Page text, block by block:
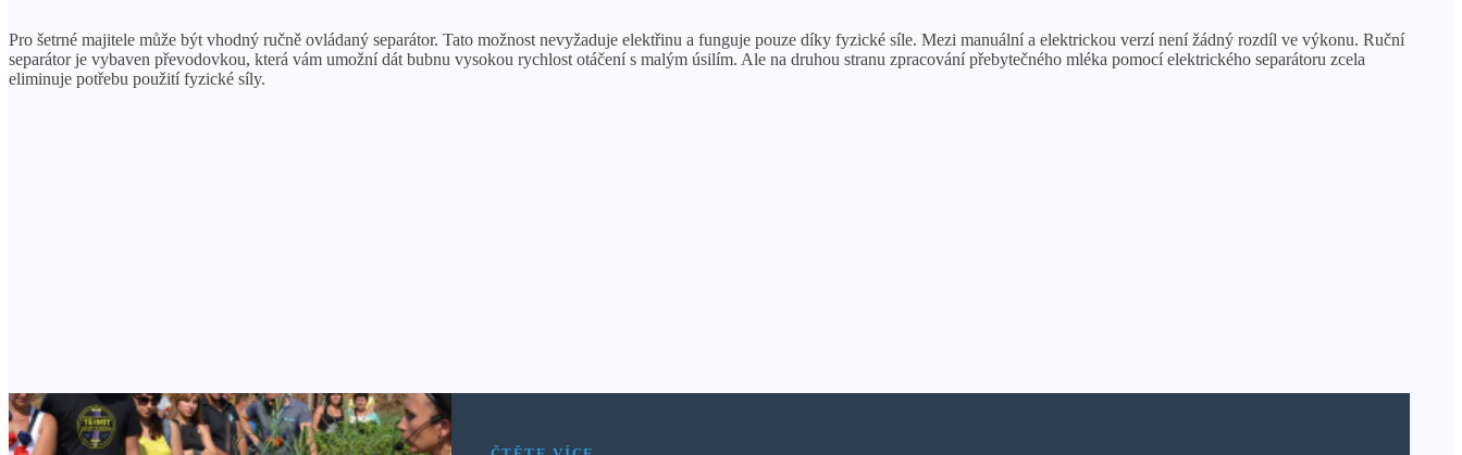
Pro šetrné majitele může být vhodný ručně ovládaný separátor. Tato možnost nevyžaduje elektřinu a funguje pouze díky fyzické síle. Mezi manuální a elektrickou verzí není žádný rozdíl ve výkonu. Ruční
separátor je vybaven převodovkou, která vám umožní dát bubnu vysokou rychlost otáčení s malým úsilím. Ale na druhou stranu zpracování přebytečného mléka pomocí elektrického separátoru zcela
eliminuje potřebu použití fyzické síly.